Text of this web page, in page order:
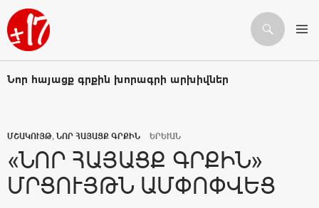
Որոնում
ԱՆՑՆԵԼ ԲՈՎԱՆԴԱԿՈՒԹՅԱՆԸ
Նոր հայացք գրքին խորագրի արխիվներ
ՄՇԱԿՈՒՅԹ, ՆՈՐ ՀԱՅԱՑՔ ԳՐՔԻՆ ԵՐԵՒԱՆ
«ՆՈՐ ՀԱՅԱՑՔ ԳՐՔԻՆ»
ՄՐՑՈՒՅԹՆ ԱՄՓՈՓՎԵՑ